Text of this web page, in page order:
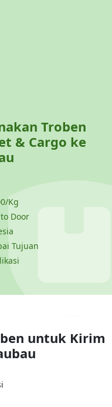
Troben
& Cargo ke
Kg
Door
Tujuan
untuk Kirim